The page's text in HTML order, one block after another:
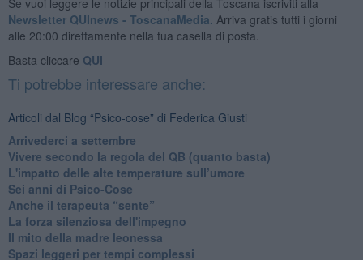
Newsletter QUInews - ToscanaMedia. Arriva gratis tutti i giorni
alle 20:00 direttamente nella tua casella di posta.
Basta cliccare QUI
Ti potrebbe interessare anche:
Articoli dal Blog “Psico-cose” di Federica Giusti
​Arrivederci a settembre
​Vivere secondo la regola del QB (quanto basta)
​L'impatto delle alte temperature sull’umore
Sei anni di Psico-Cose
​Anche il terapeuta “sente”
​La forza silenziosa dell'impegno
​Il mito della madre leonessa
Spazi leggeri per tempi complessi